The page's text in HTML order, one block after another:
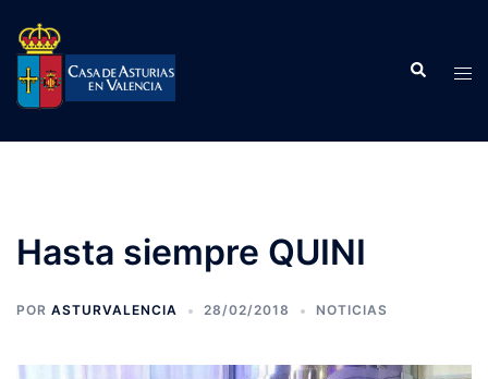
contenido
Buscar
Hasta siempre QUINI
POR ASTURVALENCIA 28/02/2018 NOTICIAS